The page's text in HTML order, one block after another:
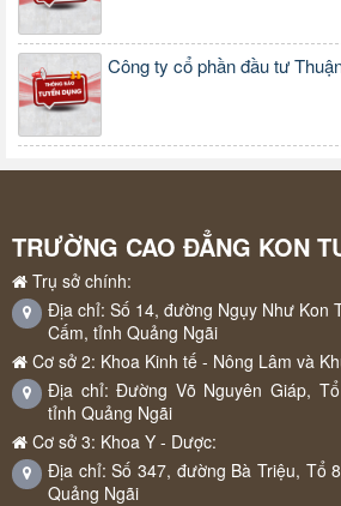
Công ty cổ phần đầu tư
TRƯỜNG CAO ĐẲNG KON
Trụ sở chính:
Địa chỉ: Số 14, đường Ngụy Như Kon
Cấm, tỉnh Quảng Ngãi
Cơ sở 2: Khoa Kinh tế - Nông Lâm và
Địa chỉ: Đường Võ Nguyên Giáp,
tỉnh Quảng Ngãi
Cơ sở 3: Khoa Y - Dược:
Địa chỉ: Số 347, đường Bà Triệu, Tổ
Quảng Ngãi